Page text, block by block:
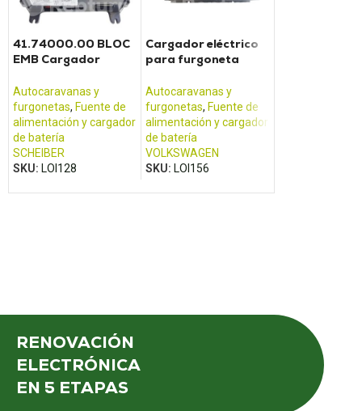
41.74000.00 BLOC
EMB Cargador
eléctrico Scheiber
Autocaravanas y
furgonetas, Fuente de
alimentación y cargador
de batería
SCHEIBER
SKU: LOI128
Cargador eléctrico
para furgoneta
Autocaravanas y
furgonetas, Fuente de
alimentación y cargador
de batería
VOLKSWAGEN
SKU: LOI156
RENOVACIÓN
ELECTRÓNICA
EN 5 ETAPAS